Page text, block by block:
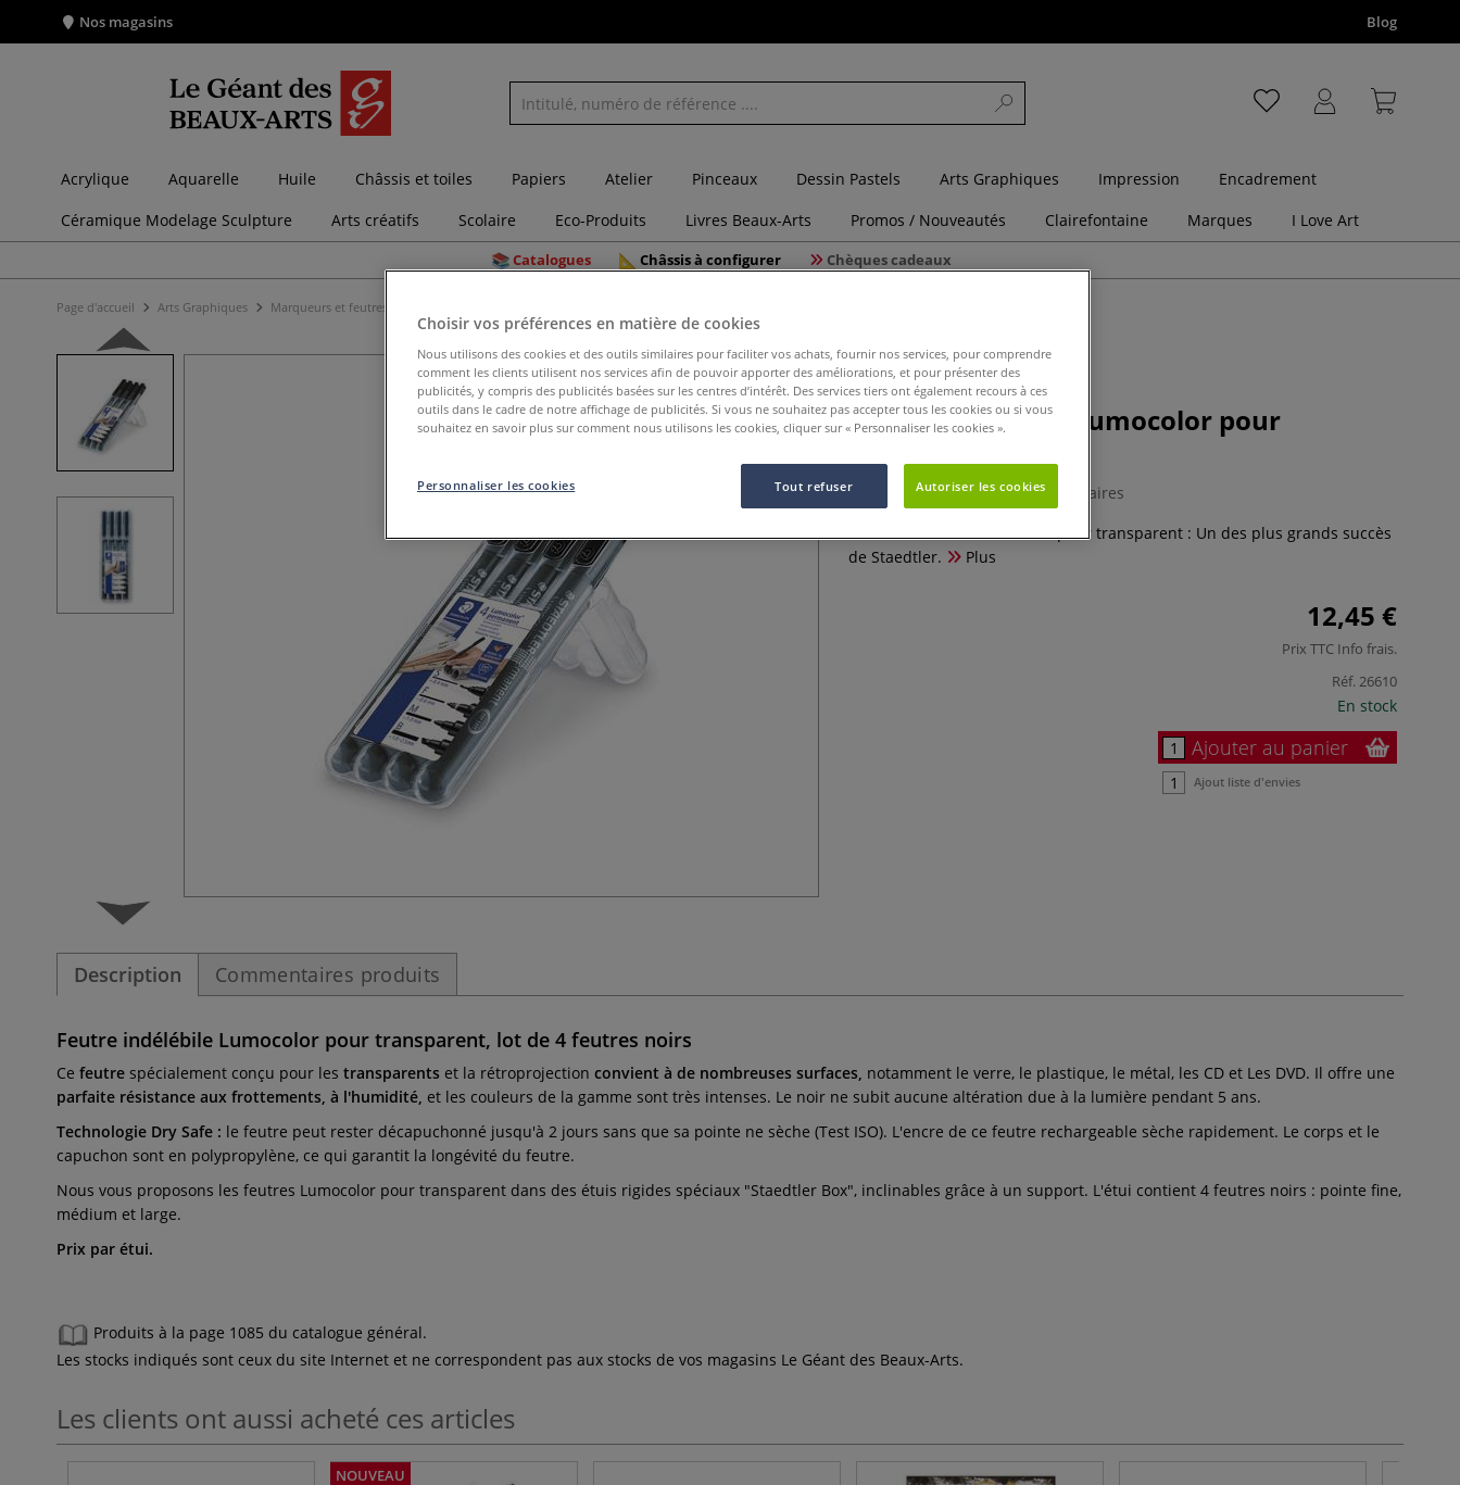
Nos magasins Blog
Acrylique Aquarelle Huile Châssis et toiles Papiers Atelier Pinceaux Dessin Pastels Arts Graphiques Impression
Encadrement
Céramique Modelage Sculpture
Arts créatifs Scolaire Eco-Produits Livres Beaux-Arts Promos / Nouveautés Clairefontaine Marques I Love Art
Catalogues Châssis à configurer Chèques cadeaux
Page d'accueil Arts Graphiques Marqueurs et feutres
Feutre indélébile Lumocolor pour
0 Commentaires
Feutre indélébile Lumocolor pour transparent : Un des plus grands succès
de Staedtler.
Plus
12,45 €
Prix TTC Info frais.
Réf.26610
En stock
Ajouter au panier
Ajout liste d'envies
Description Commentaires produits
Feutre indélébile Lumocolor pour transparent, lot de 4 feutres noirs
Ce feutre spécialement conçu pour les transparents et la rétroprojection convient à de nombreuses surfaces, notamment le verre, le plastique, le métal, les CD et Les DVD. Il offre une
parfaite résistance aux frottements, à l'humidité, et les couleurs de la gamme sont très intenses. Le noir ne subit aucune altération due à la lumière pendant 5 ans.
Technologie Dry Safe : le feutre peut rester décapuchonné jusqu'à 2 jours sans que sa pointe ne sèche (Test ISO). L'encre de ce feutre rechargeable sèche rapidement. Le corps et le
capuchon sont en polypropylène, ce qui garantit la longévité du feutre.
Nous vous proposons les feutres Lumocolor pour transparent dans des étuis rigides spéciaux "Staedtler Box", inclinables grâce à un support. L'étui contient 4 feutres noirs : pointe fine,
médium et large.
Prix par étui.
Produits à la page 1085 du catalogue général.
Les stocks indiqués sont ceux du site Internet et ne correspondent pas aux stocks de vos magasins Le Géant des Beaux-Arts.
Les clients ont aussi acheté ces articles
NOUVEAU
Choisir vos préférences en matière de cookies
Nous utilisons des cookies et des outils similaires pour faciliter vos achats, fournir nos services, pour comprendre
comment les clients utilisent nos services afin de pouvoir apporter des améliorations, et pour présenter des
publicités, y compris des publicités basées sur les centres d’intérêt. Des services tiers ont également recours à ces
outils dans le cadre de notre affichage de publicités. Si vous ne souhaitez pas accepter tous les cookies ou si vous
souhaitez en savoir plus sur comment nous utilisons les cookies, cliquer sur « Personnaliser les cookies ».
Tout refuser Autoriser les cookies
Personnaliser les cookies